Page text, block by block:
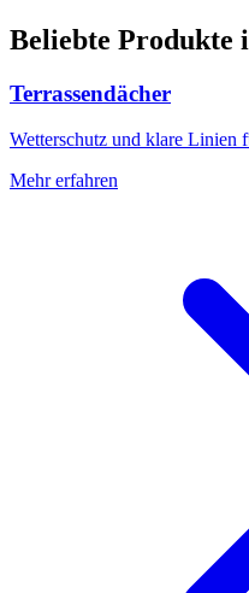
Beliebte Produkte
Terrassendächer
Wetterschutz und klare Linien
Mehr erfahren